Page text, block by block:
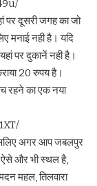
पर दूसरी जगह का जो
मनाई नही है। यदि
पर दुकानें नही है।
20 रुपय है।
रहने का एक नया
अगर आप जबलपुर
और भी स्थल है,
महल, तिलवारा